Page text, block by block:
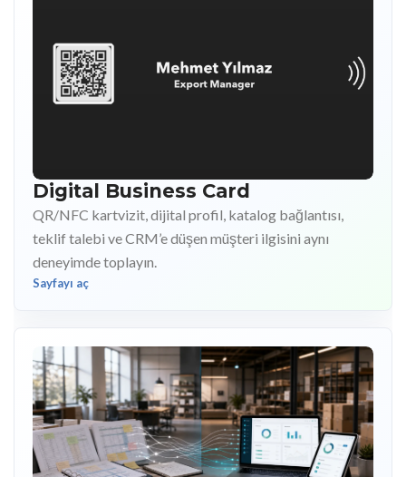
Digital Business Card
QR/NFC kartvizit, dijital profil, katalog bağlantısı,
teklif talebi ve CRM’e düşen müşteri ilgisini aynı
deneyimde toplayın.
Sayfayı aç